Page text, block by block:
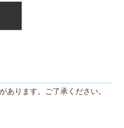
ります。ご了承ください。